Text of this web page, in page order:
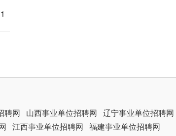
聘网 山西事业单位招聘网 辽宁事业单位招聘网
江西事业单位招聘网 福建事业单位招聘网